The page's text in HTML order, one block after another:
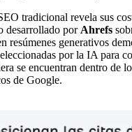
tradicional revela sus
desarrollado por Ahrefs s
resúmenes generativos
por la IA para
se encuentran dentro de
de Google.